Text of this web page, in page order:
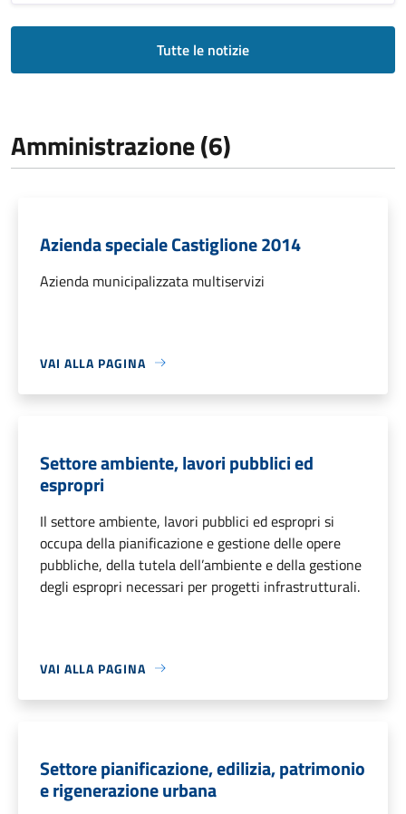
Tutte le notizie
Amministrazione (6)
Azienda speciale Castiglione 2014
Azienda municipalizzata multiservizi
VAI ALLA PAGINA
Settore ambiente, lavori pubblici ed
espropri
Il settore ambiente, lavori pubblici ed espropri si
occupa della pianificazione e gestione delle opere
pubbliche, della tutela dell’ambiente e della gestione
degli espropri necessari per progetti infrastrutturali.
VAI ALLA PAGINA
Settore pianificazione, edilizia, patrimonio
e rigenerazione urbana